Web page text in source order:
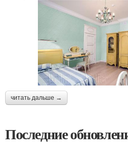
читать дальше →
Последние